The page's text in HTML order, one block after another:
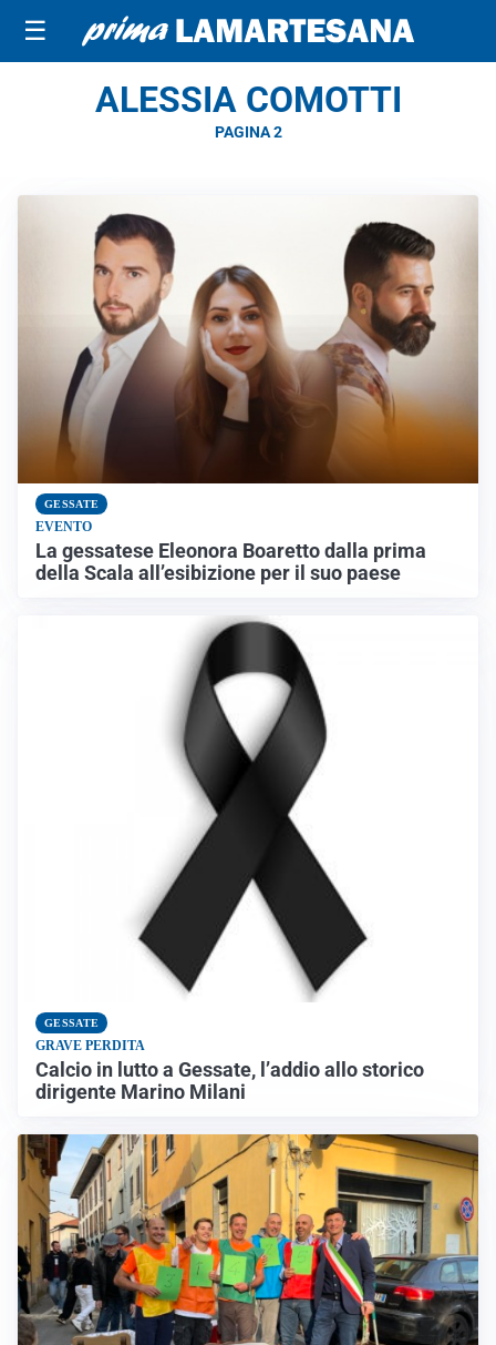
☰
ALESSIA COMOTTI
PAGINA 2
GESSATE
EVENTO
La gessatese Eleonora Boaretto dalla prima
della Scala all’esibizione per il suo paese
GESSATE
GRAVE PERDITA
Calcio in lutto a Gessate, l’addio allo storico
dirigente Marino Milani